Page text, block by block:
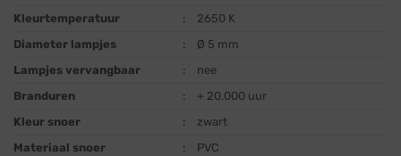
Kleurtemperatuur
:
2650 K
Diameter lampjes
:
Ø 5 mm
Lampjes vervangbaar
:
nee
Branduren
:
+ 20.000 uur
Kleur snoer
:
zwart
Materiaal snoer
: PVC